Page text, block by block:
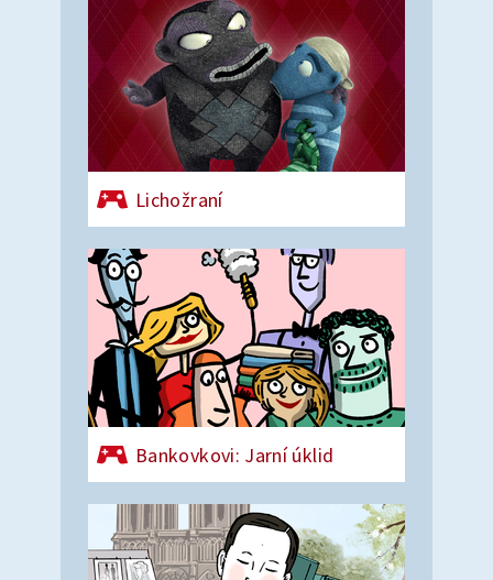
Lichožraní
Bankovkovi: Jarní úklid